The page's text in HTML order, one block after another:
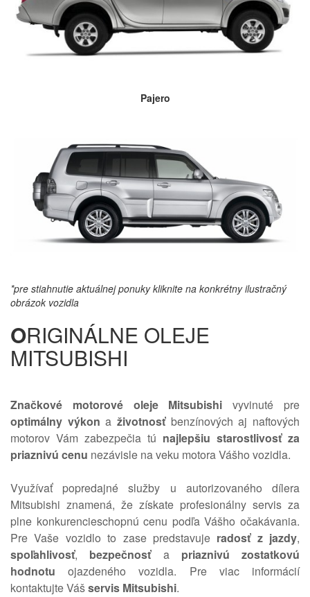
Pajero
*pre stiahnutie aktuálnej ponuky kliknite na konkrétny ilustračný
obrázok vozidla
ORIGINÁLNE OLEJE
MITSUBISHI
Značkové motorové oleje Mitsubishi vyvinuté pre
optimálny výkon aživotnosťbenzínových aj naftových
motorov Vám zabezpečia tú najlepšiu starostlivosť za
priaznivú cenu nezávisle na veku motora Vášho vozidla.
Využívať popredajné služby u autorizovaného dílera
Mitsubishi znamená, že získate profesionálny servis za
plne konkurencieschopnú cenu podľa Vášho očakávania.
Pre Vaše vozidlo to zase predstavuje radosť z jazdy,
spoľahlivosť, bezpečnosťa priaznivú zostatkovú
hodnotu ojazdeného vozidla. Pre viac informácií
kontaktujte Vášservis Mitsubishi.